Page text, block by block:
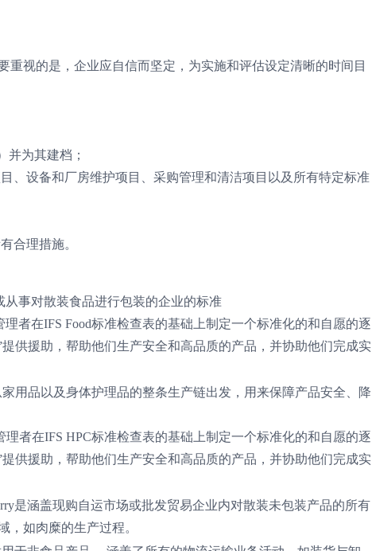
视的是，企业应自信而坚定，为实施和评估设定清晰的时间目
为其建档；
、设备和厂房维护项目、采购管理和清洁项目以及所有特定标准
合理措施。
从事对散装食品进行包装的企业的标准
理者在IFS Food标准检查表的基础上制定一个标准化的和自愿的逐
供援助，帮助他们生产安全和高品质的产品，并协助他们完成实
家用品以及身体护理品的整条生产链出发，用来保障产品安全、降
理者在IFS HPC标准检查表的基础上制定一个标准化的和自愿的逐
供援助，帮助他们生产安全和高品质的产品，并协助他们完成实
是涵盖现购自运市场或批发贸易企业内对散装未包装产品的所有
，如肉糜的生产过程。